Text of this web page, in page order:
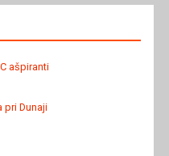
ašpiranti
pri Dunaji